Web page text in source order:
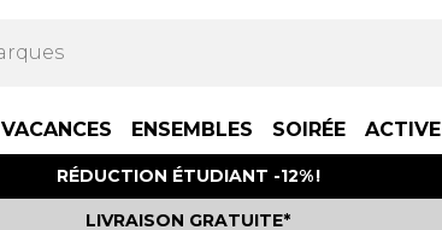
VACANCES ENSEMBLES SOIRÉE ACTIVE
RÉDUCTION ÉTUDIANT -12% !
LIVRAISON GRATUITE*